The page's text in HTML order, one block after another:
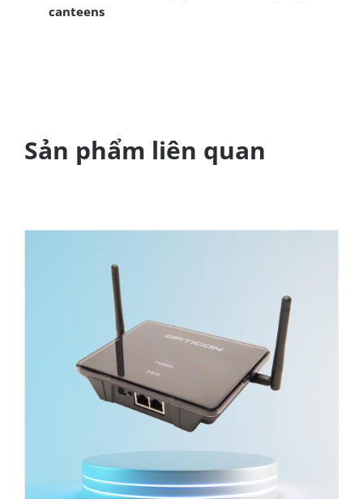
canteens
Sản phẩm liên quan